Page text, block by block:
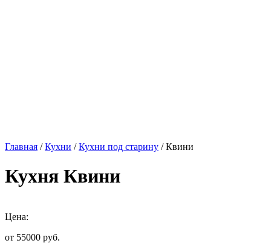
Главная /Кухни /Кухни под старину / Квини
Кухня Квини
Цена:
от 55000 руб.